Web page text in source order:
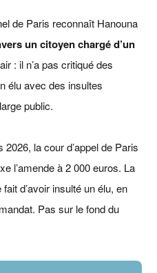
de Paris reconnaît Hanouna
un citoyen chargé d’un
: il n’a pas critiqué des
élu avec des insultes
public.
la cour d’appel de Paris
l’amende à 2 000 euros. La
d’avoir insulté un élu, en
Pas sur le fond du